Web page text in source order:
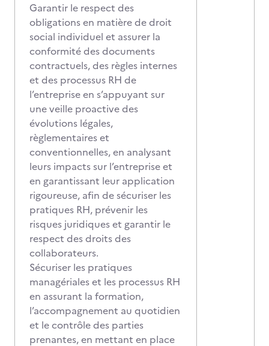
Garantir le respect des
obligations en matière de droit
social individuel et assurer la
conformité des documents
contractuels, des règles internes
et des processus RH de
l’entreprise en s’appuyant sur
une veille proactive des
évolutions légales,
règlementaires et
conventionnelles, en analysant
leurs impacts sur l’entreprise et
en garantissant leur application
rigoureuse, afin de sécuriser les
pratiques RH, prévenir les
risques juridiques et garantir le
respect des droits des
collaborateurs.
Sécuriser les pratiques
managériales et les processus RH
en assurant la formation,
l’accompagnement au quotidien
et le contrôle des parties
prenantes, en mettant en place